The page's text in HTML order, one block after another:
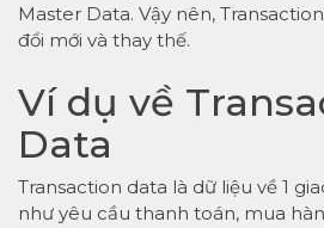
Master Data. Vậy nên,
đổi mới và thay thế.
Ví dụ về
Data
Transaction data là dữ liệu về 1
như yêu cầu thanh toán, mua